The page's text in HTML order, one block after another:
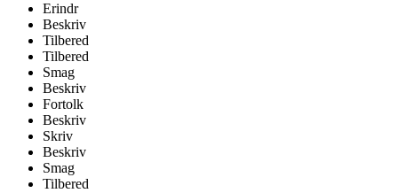
Erindr
Beskriv
Tilbered
Tilbered
Smag
Beskriv
Fortolk
Beskriv
Skriv
Beskriv
Smag
Tilbered